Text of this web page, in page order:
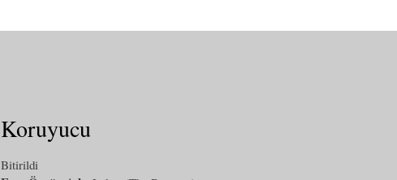
Koruyucu
Bitirildi